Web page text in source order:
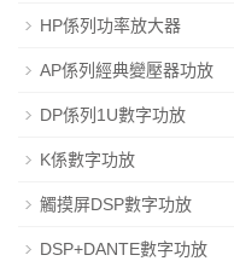
HP係列功率放大器
AP係列經典變壓器功放
DP係列1U數字功放
K係數字功放
觸摸屏DSP數字功放
DSP+DANTE數字功放